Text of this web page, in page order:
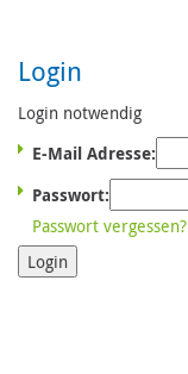
Login
Login notwendig
E-Mail Adresse:
Passwort:
Passwort vergessen?
Login